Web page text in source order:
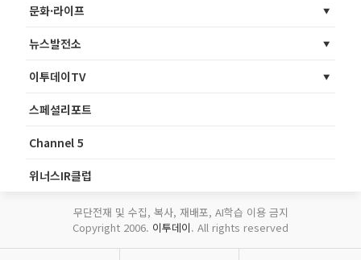
문화·라이프
뉴스발전소
이투데이TV
스페셜리포트
Channel 5
위너스IR클럽
무단전재 및 수집, 복사, 재배포, AI학습 이용 금지
Copyright 2006. 이투데이. All rights reserved